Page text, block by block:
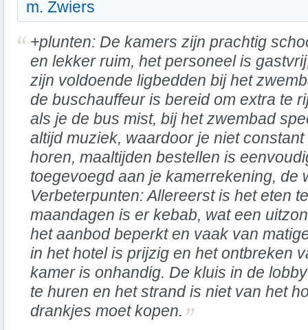
m. Zwiers
+plunten: De kamers zijn prachtig
en lekker ruim, het personeel is
zijn voldoende ligbedden bij het
de buschauffeur is bereid om extra te
als je de bus mist, bij het zwembad
altijd muziek, waardoor je niet
horen, maaltijden bestellen is
toegevoegd aan je kamerrekening, de
Verbeterpunten: Allereerst is het eten
maandagen is er kebab, wat een
het aanbod beperkt en vaak van
in het hotel is prijzig en het ontbreken
kamer is onhandig. De kluis in de
te huren en het strand is niet van het
drankjes moet kopen.